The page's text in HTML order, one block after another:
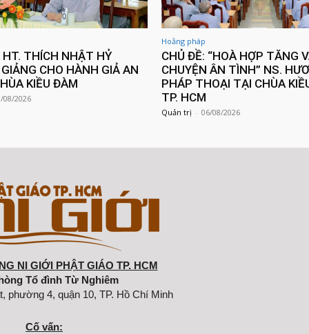
HT. THÍCH NHẬT HỶ
CHO HÀNH GIẢ AN
KIỀU ĐÀM
08/2026
Hoằng pháp
CHỦ ĐỀ: “HOÀ HỢP TĂNG
CHUYỆN ÂN TÌNH” NS.
PHÁP THOẠI TẠI CHÙA
TP. HCM
Quản trị - 06/08/2026
NI GIỚI PHẬT GIÁO TP. HCM
Tổ đình Từ Nghiêm
phường 4, quận 10, TP. Hồ Chí Minh
Cố vấn: